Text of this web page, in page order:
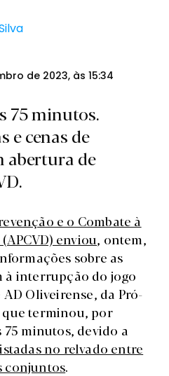
de 2023, às 15:34
75 minutos.
e cenas de
abertura de
e o Combate à
enviou, ontem,
sobre as
à interrupção do jogo
Oliveirense, da Pró-
que terminou, por
minutos, devido a
no relvado entre
conjuntos.